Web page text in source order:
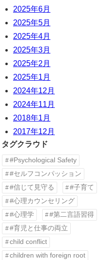
2025年6月
2025年5月
2025年4月
2025年3月
2025年2月
2025年1月
2024年12月
2024年11月
2018年1月
2017年12月
タグクラウド
#Psychological Safety
#セルフコンパッション
#信じて見守る
#子育て
#心理カウンセリング
#心理学
#第二言語習得
#育児と仕事の両立
child conflict
children with foreign root